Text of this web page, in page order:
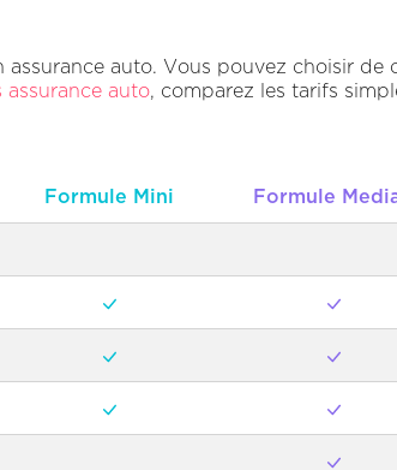
auto. Vous pouvez choisir
assurance auto, comparez les tarifs
Formule Mini Formule